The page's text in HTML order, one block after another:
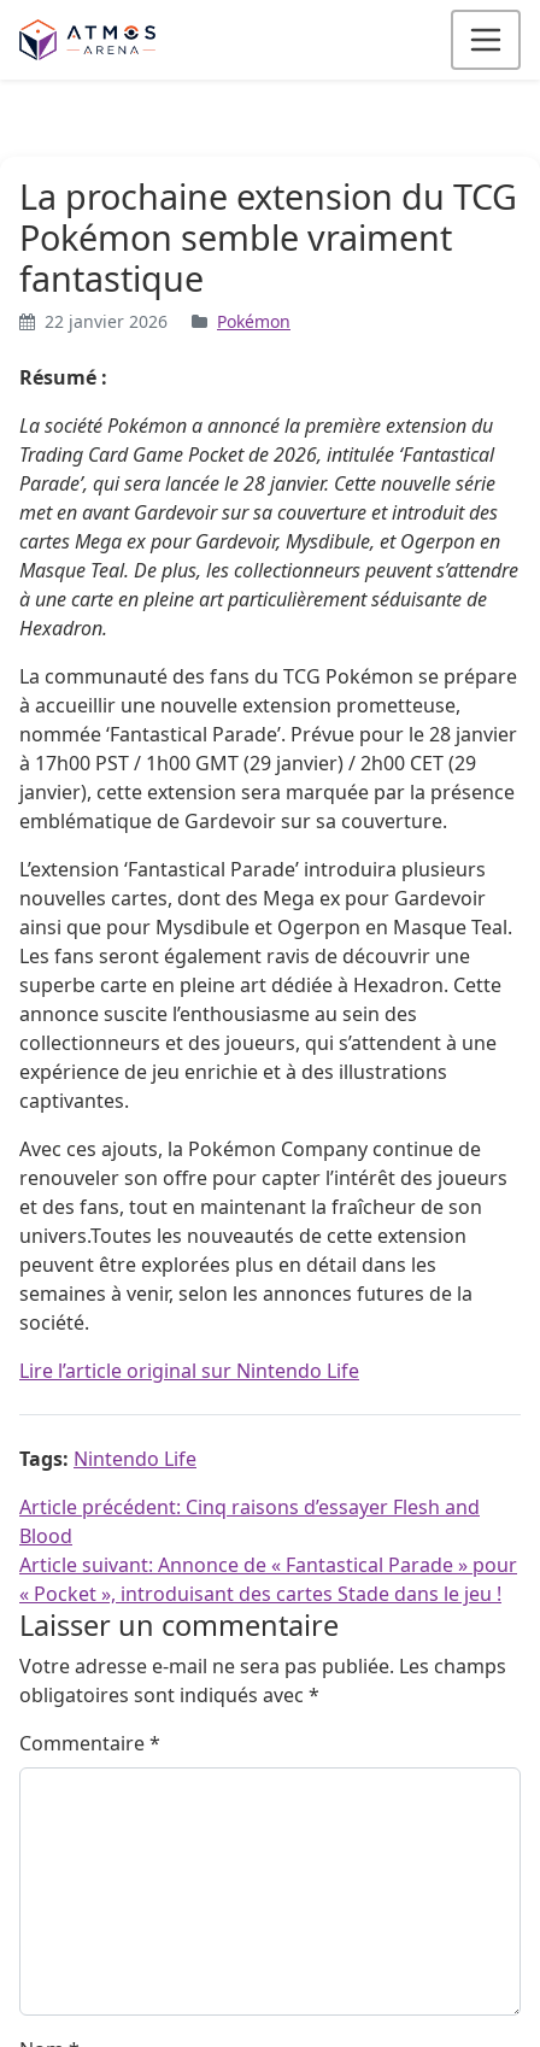
Aller au contenu
La prochaine extension du TCG
Pokémon semble vraiment
fantastique
22 janvier 2026 Pokémon
Résumé :
La société Pokémon a annoncé la première extension du
Trading Card Game Pocket de 2026, intitulée ‘Fantastical
Parade’, qui sera lancée le 28 janvier. Cette nouvelle série
met en avant Gardevoir sur sa couverture et introduit des
cartes Mega ex pour Gardevoir, Mysdibule, et Ogerpon en
Masque Teal. De plus, les collectionneurs peuvent s’attendre
à une carte en pleine art particulièrement séduisante de
Hexadron.
La communauté des fans du TCG Pokémon se prépare
à accueillir une nouvelle extension prometteuse,
nommée ‘Fantastical Parade’. Prévue pour le 28 janvier
à 17h00 PST / 1h00 GMT (29 janvier) / 2h00 CET (29
janvier), cette extension sera marquée par la présence
emblématique de Gardevoir sur sa couverture.
L’extension ‘Fantastical Parade’ introduira plusieurs
nouvelles cartes, dont des Mega ex pour Gardevoir
ainsi que pour Mysdibule et Ogerpon en Masque Teal.
Les fans seront également ravis de découvrir une
superbe carte en pleine art dédiée à Hexadron. Cette
annonce suscite l’enthousiasme au sein des
collectionneurs et des joueurs, qui s’attendent à une
expérience de jeu enrichie et à des illustrations
captivantes.
Avec ces ajouts, la Pokémon Company continue de
renouveler son offre pour capter l’intérêt des joueurs
et des fans, tout en maintenant la fraîcheur de son
univers.Toutes les nouveautés de cette extension
peuvent être explorées plus en détail dans les
semaines à venir, selon les annonces futures de la
société.
Lire l’article original sur Nintendo Life
Tags: Nintendo Life
Navigation de l’article
Article précédent: Cinq raisons d’essayer Flesh and
Blood
Article suivant: Annonce de « Fantastical Parade » pour
« Pocket », introduisant des cartes Stade dans le jeu !
Laisser un commentaire
Votre adresse e-mail ne sera pas publiée. Les champs
obligatoires sont indiqués avec *
Commentaire*